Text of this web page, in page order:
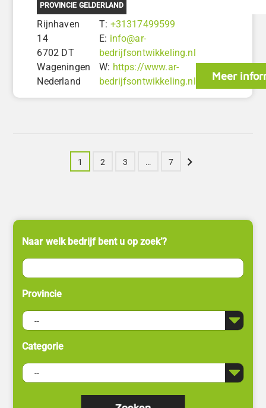
PROVINCIE GELDERLAND
Rijnhaven
14
6702 DT
Wageningen
Nederland
T: +31317499599
E: info@ar-
bedrijfsontwikkeling.nl
W: https://www.ar-
bedrijfsontwikkeling.nl
Meer
1 2 3 … 7 Volgende
Naar welk bedrijf bent u op zoek’?
Provincie
Categorie